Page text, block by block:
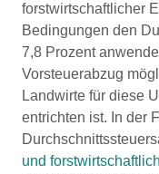
forstwirtschaftlicher
Bedingungen den
7,8 Prozent
Vorsteuerabzug
Landwirte für diese
entrichten ist. In der
und